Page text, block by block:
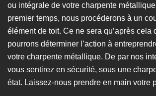
ou intégrale de votre charpente
premier temps, nous procéderons à un
élément de toit. Ce ne sera qu’après cela
pourrons déterminer l’action à
votre charpente métallique. De par nos
vous sentirez en sécurité, sous une
état. Laissez-nous prendre en main votre